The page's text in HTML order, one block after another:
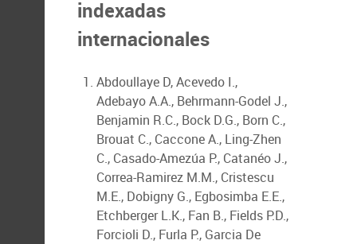
indexadas
internacionales
Abdoullaye D, Acevedo I.,
Adebayo A.A., Behrmann-Godel J.,
Benjamin R.C., Bock D.G., Born C.,
Brouat C., Caccone A., Ling-Zhen
C., Casado-Amezúa P., Catanéo J.,
Correa-Ramirez M.M., Cristescu
M.E., Dobigny G., Egbosimba E.E.,
Etchberger L.K., Fan B., Fields P.D.,
Forcioli D., Furla P., Garcia De